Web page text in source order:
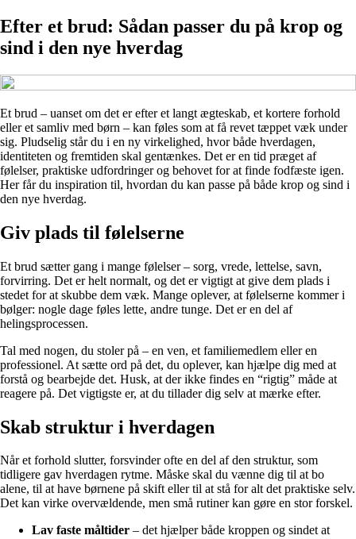
Efter et brud: Sådan passer du på krop og
sind i den nye hverdag
Et brud – uanset om det er efter et langt ægteskab, et kortere forhold
eller et samliv med børn – kan føles som at få revet tæppet væk under
sig. Pludselig står du i en ny virkelighed, hvor både hverdagen,
identiteten og fremtiden skal gentænkes. Det er en tid præget af
følelser, praktiske udfordringer og behovet for at finde fodfæste igen.
Her får du inspiration til, hvordan du kan passe på både krop og sind i
den nye hverdag.
Giv plads til følelserne
Et brud sætter gang i mange følelser – sorg, vrede, lettelse, savn,
forvirring. Det er helt normalt, og det er vigtigt at give dem plads i
stedet for at skubbe dem væk. Mange oplever, at følelserne kommer i
bølger: nogle dage føles lette, andre tunge. Det er en del af
helingsprocessen.
Tal med nogen, du stoler på – en ven, et familiemedlem eller en
professionel. At sætte ord på det, du oplever, kan hjælpe dig med at
forstå og bearbejde det. Husk, at der ikke findes en “rigtig” måde at
reagere på. Det vigtigste er, at du tillader dig selv at mærke efter.
Skab struktur i hverdagen
Når et forhold slutter, forsvinder ofte en del af den struktur, som
tidligere gav hverdagen rytme. Måske skal du vænne dig til at bo
alene, til at have børnene på skift eller til at stå for alt det praktiske selv.
Det kan virke overvældende, men små rutiner kan gøre en stor forskel.
Lav faste måltider – det hjælper både kroppen og sindet at